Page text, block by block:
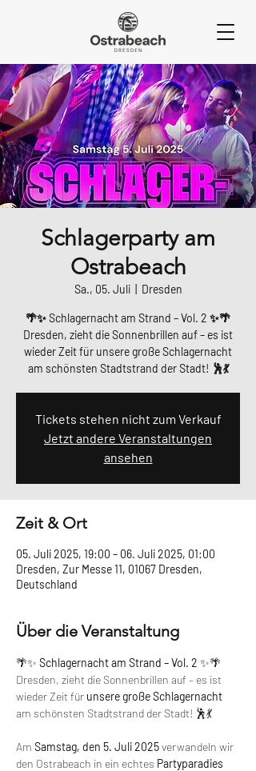
Schlagerparty am
Ostrabeach
Sa., 05. Juli
  |
Dresden
🌴✨ Schlagernacht am Strand – Vol. 2 ✨🌴
Dresden, zieht die Sonnenbrillen auf – es ist
wieder Zeit für unsere große Schlagernacht
am schönsten Stadtstrand der Stadt! 🕺💃
Tickets stehen nicht zum Verkauf
Jetzt andere Veranstaltungen
ansehen
Zeit & Ort
05. Juli 2025, 19:00 – 06. Juli 2025, 01:00
Dresden, Zur Messe 11, 01067 Dresden,
Deutschland
Über die Veranstaltung
🌴✨ Schlagernacht am Strand – Vol. 2 ✨🌴
Dresden, zieht die Sonnenbrillen auf – es ist
wieder Zeit für unsere große Schlagernacht
am schönsten Stadtstrand der Stadt! 🕺💃
Am Samstag, den 5. Juli 2025 verwandeln wir
den Ostrabeach in ein echtes Partyparadies